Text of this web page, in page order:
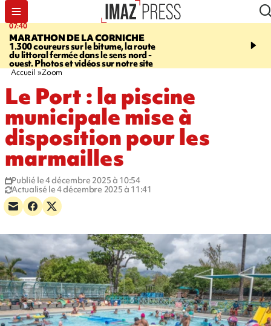
07:40
MARATHON DE LA CORNICHE
1.300 coureurs sur le bitume, la route
du littoral fermée dans le sens nord -
ouest. Photos et vidéos sur notre site
10:33
l’enfance - une
Accueil Zoom
Le Port : la piscine
municipale mise à
disposition pour les
marmailles
Publié le 4 décembre 2025 à 10:54
Actualisé le 4 décembre 2025 à 11:41